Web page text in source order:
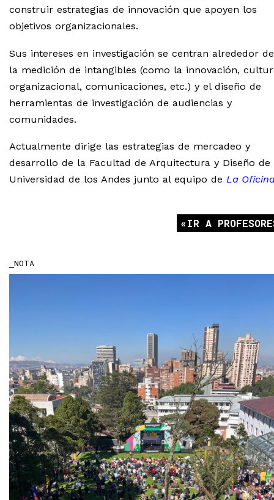
construir estrategias de innovación que apoyen los
objetivos organizacionales.
Sus intereses en investigación se centran alrededor de
la medición de intangibles (como la innovación,
organizacional, comunicaciones, etc.) y el diseño de
herramientas de investigación de audiencias y
comunidades.
Actualmente dirige las estrategias de mercadeo y
desarrollo de la Facultad de Arquitectura y Diseño de
Universidad de los Andes junto al equipo de La
IR A
NOTA